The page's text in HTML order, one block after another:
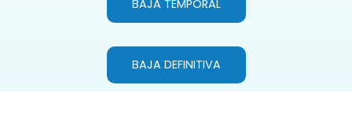
BAJA TEMPORAL
BAJA DEFINITIVA